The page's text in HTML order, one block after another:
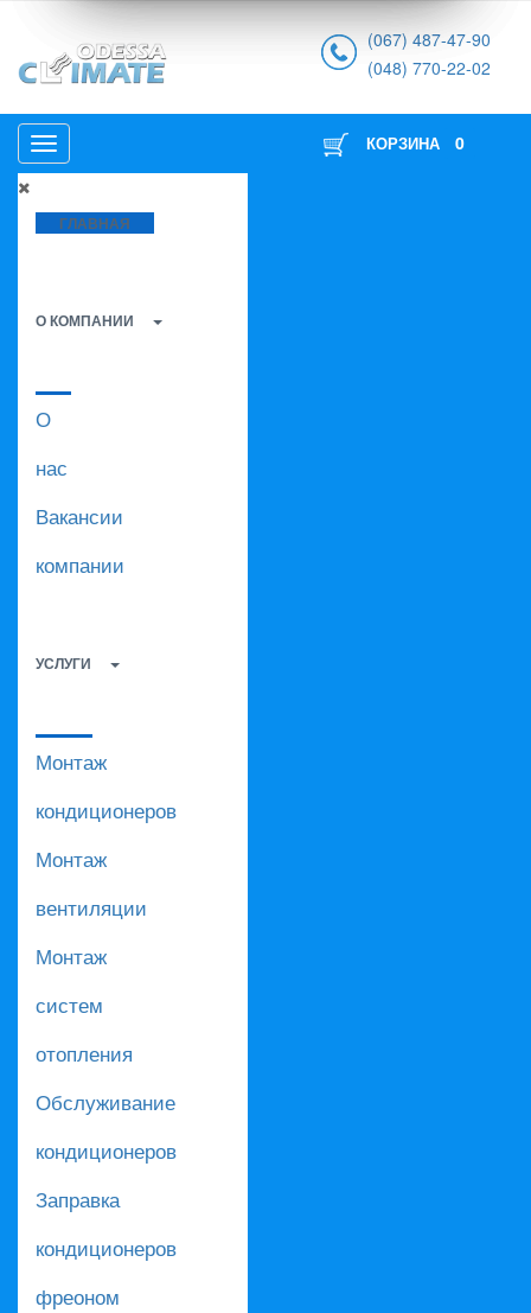
(067) 487-47-90
(048) 770-22-02
ГЛАВНАЯ
О КОМПАНИИ
О
нас
Вакансии
компании
УСЛУГИ
Монтаж
кондиционеров
Монтаж
вентиляции
Монтаж
систем
отопления
Обслуживание
кондиционеров
Заправка
кондиционеров
фреоном
КОРЗИНА 0